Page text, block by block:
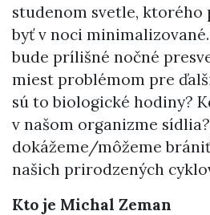
studenom svetle, ktorého
byť v noci
bude prílišné nočné
miest problémom pre
sú to biologické hodiny?
v našom organizme
dokážeme/môžeme
našich prirodzených
Kto je Michal Zeman